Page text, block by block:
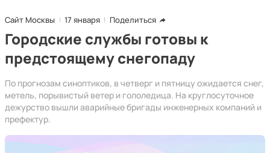
Сайт Москвы 17 января Поделиться
Городские службы готовы к
предстоящему снегопаду
По прогнозам синоптиков, в четверг и пятницу ожидается снег,
метель, порывистый ветер и гололедица. На круглосуточное
дежурство вышли аварийные бригады инженерных компаний и
префектур.